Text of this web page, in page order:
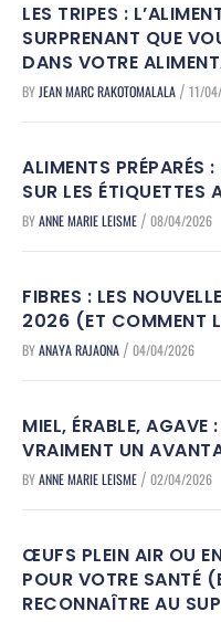
LES TRIPES :
SURPRENANT QUE
DANS VOTRE
BY JEAN MARC RAKOTOMALALA / 11/
ALIMENTS PRÉPARÉS
SUR LES ÉTIQUETTES
BYANNE MARIE LEISME / 08/04/2026
FIBRES : LES
2026 (ET COMMENT
BYANAYA RAJAONA / 04/04/2026
MIEL, ÉRABLE,
VRAIMENT UN
BYANNE MARIE LEISME / 02/04/2026
ŒUFS PLEIN AIR OU
POUR VOTRE SANTÉ
RECONNAÎTRE AU